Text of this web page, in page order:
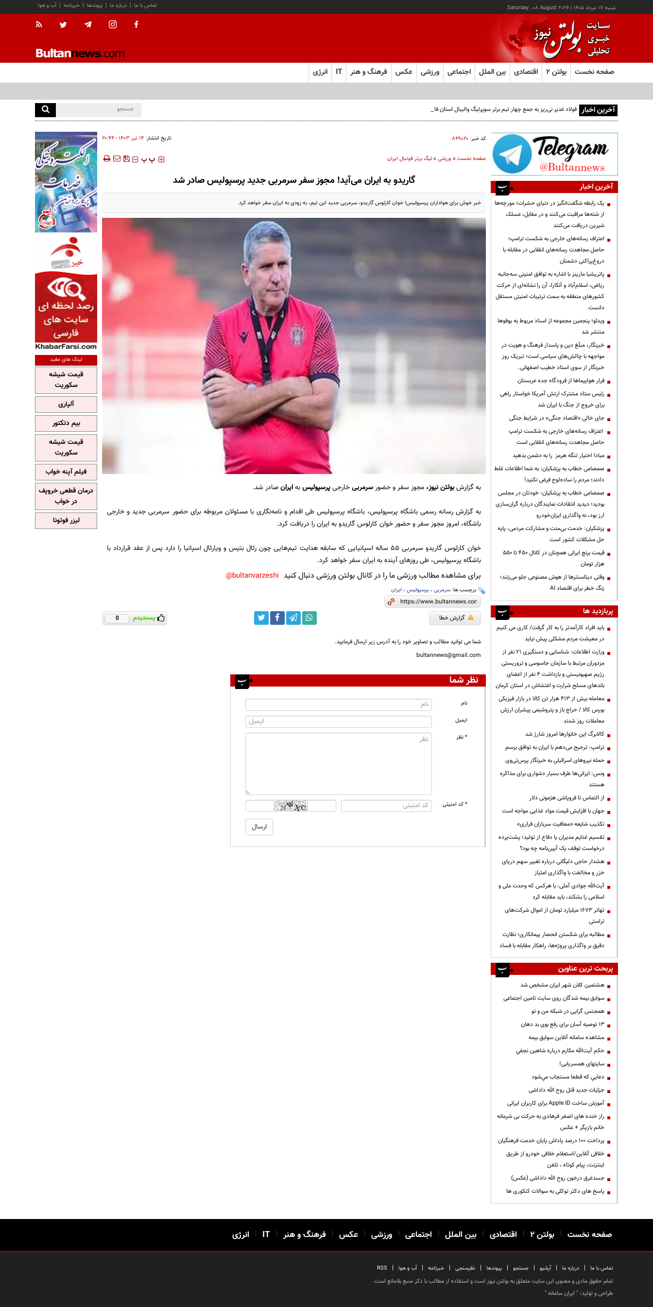
شنبه ۱۷ مرداد ۱۴۰۵ |
Saturday , 08 August 2026 آب و هوا | خبرنامه | پیوندها | درباره ما | تماس با ما
صفحه نخست بولتن ۲ اقتصادی بین الملل اجتماعی ورزشی عکس فرهنگ و هنر IT انرژی
آخرین اخبار فولاد غدیر نی‌ریز به جمع چهار تیم برتر سوپرلیگ والیبال استان فارس صعود کرد
کد خبر: ۸۴۹۰۲۰ تاریخ انتشار: ۱۴ تير ۱۴۰۳ - ۲۰:۴۴
صفحه نخست»ورزشی»لیگ برتر فوتبال ایران ‍‍‍ پ پ
گاریدو به ایران می‌آید! مجوز سفر سرمربی جدید پرسپولیس صادر شد
خبر خوش برای هواداران پرسپولیس! خوان کارلوس گاریدو، سرمربی جدید این تیم، به زودی به ایران سفر خواهد کرد.
به گزارشبولتن نیوز، مجوز سفر و حضورسرمربیخارجیپرسپولیسبهایرانصادر شد.
به گزارش رسانه رسمی باشگاه پرسپولیس، باشگاه پرسپولیس طی اقدام و نامه‌نگاری با مسئولان مربوطه برای حضور سرمربی جدید و خارجی
باشگاه، امروز مجوز سفر و حضور خوان کارلوس گاریدو به ایران را دریافت کرد.
خوان کارلوس گاریدو سرمربی 55 ساله اسپانیایی که سابقه هدایت تیم‌هایی چون رئال بتیس و ویارئال اسپانیا را دارد پس از عقد قرارداد با
باشگاه پرسپولیس، طی روزهای آینده به ایران سفر خواهد کرد.
برای مشاهده مطالب ورزشی ما را در کانال بولتن ورزشی دنبال کنید bultanvarzeshi@
برچسب ها: سرمربی، پرسپولیس، ایران
گزارش خطا پسندیدم 0
شما می توانید مطالب و تصاویر خود را به آدرس زیر ارسال فرمایید.
bultannews@gmail.com
نظر شما
نام
ایمیل
* نظر
* کد امنیتی
آخرین اخبار
یک رابطه شگفت‌انگیز در دنیای حشرات؛ مورچه‌ها
از شته‌ها مراقبت می‌کنند و در مقابل، عسلک
شیرین دریافت می‌کنند
اعتراف رسانه‌های خارجی به شکست ترامپ؛
حاصل مجاهدت رسانه‌های انقلابی در مقابله با
دروغ‌پراکنی دشمنان
پاتریشیا مارینز با اشاره به توافق امنیتی سه‌جانبه
ریاض، اسلام‌آباد و آنکارا، آن را نشانه‌ای از حرکت
کشورهای منطقه به سمت ترتیبات امنیتی مستقل
دانست
ویدئو؛ پنجمین مجموعه از اسناد مربوط به یوفوها
منتشر شد
خبرنگار، مبلّغ دین و پاسدار فرهنگ و هویت در
مواجهه با چالش‌های سیاسی است؛ تبریک روز
خبرنگار از سوی استاد خطیب اصفهانی.
فرار هواپیماها از فرودگاه جده عربستان
رئیس ستاد مشترک ارتش آمریکا خواستار راهی
برای خروج از جنگ با ایران شد
جای خالی «اقتصاد جنگی» در شرایط جنگی
اعتراف رسانه‌های خارجی به شکست ترامپ
حاصل مجاهدت رسانه‌های انقلابی است
مبادا اختیار تنگه هرمز را به دشمن بدهید
صمصامی خطاب به پزشکیان: به شما اطلاعات غلط
دادند؛ مردم را ساده‌لوح فرض نکنید!
صمصامی خطاب به پزشکیان: خودتان در مجلس
بودید؛ دیدید انتقادات نمایندگان درباره گران‌سازی
ارز بود، نه واگذاری ایران‌خودرو
پزشکیان: خدمت بی‌منت و مشارکت مردمی، پایه
حل مشکلات کشور است
قیمت‌ برنج ایرانی همچنان در کانال ۴۵۰ تا ۵۵۰
هزار تومان
وقتی دیتاسنترها از هوش مصنوعی جلو می‌زنند؛
زنگ خطر برای اقتصاد AI
پربازدید ها
باید افراد کارآمدتر را به کار گرفت/ کاری می کنیم
در معیشت مردم مشکلی پیش نیاید
وزارت اطلاعات: شناسایی و دستگیری ۲۱ نفر از
مزدوران مرتبط با سازمان جاسوسی و تروریستی
رژیم صهیونیستی و بازداشت ۴ نفر از اعضای
باندهای مسلح شرارت و اغتشاش در استان کرمان
معامله بیش از ۴۱۳ هزار تن کالا در بازار فیزیکی
بورس کالا / حراج باز و پتروشیمی پیشران ارزش
معاملات روز شدند
کالابرگ این خانوارها امروز شارژ شد
ترامپ: ترجیح می‌دهم با ایران به توافق برسم
حمله نیروهای اسرائیلی به خبرنگار پرس‌تی‌وی
ونس: ایرانی‌ها طرف بسیار دشواری برای مذاکره
هستند
از التماس تا فروپاشی هژمونی دلار
جهان با افزایش قیمت مواد غذایی مواجه است
تکذیب شایعه «معافیت سربازان فراری»
تقسیم غنایم مدیران یا دفاع از تولید؛ پشت‌پرده
درخواست توقف یک آیین‌نامه چه بود؟
هشدار حاجی دلیگانی درباره تغییر سهم دریای
خزر و مخالفت با واگذاری امتیاز
آیت‌الله جوادی آملی: با هرکس که وحدت ملی و
اسلامی را بشکند، باید مقابله کرد
تهاتر ۱۶۷۳ میلیارد تومان از اموال شرکت‌های
تراستی
مطالبه برای شکستن انحصار پیمانکاری؛ نظارت
دقیق بر واگذاری پروژه‌ها، راهکار مقابله با فساد
پربحث ترین عناوین
هشتمین کلان شهر ایران مشخص شد
سوابق بیمه شدگان روی سایت تامین اجتماعی
همجنس گرایی در شبکه من و تو
13 توصیه آسان برای رفع بوی بد دهان
مشاهده سامانه آنلاين سوابق بیمه
حكم آيت‌الله مكارم درباره شاهين نجفي
سایتهای همسریابی!
دعايي كه قطعا مستجاب مي‌شود
جزئیات جدید قتل روح الله داداشی
آموزش ساخت Apple ID برای کاربران ایرانی
راز خنده های اصغر فرهادی به حرکت بی شرمانه
خانم بازیگر + عکس
پرداخت ۱۰۰ درصد پاداش پایان خدمت فرهنگیان
خلافی آنلاین/استعلام خلافی خودرو از طریق
اینترنت، پیام کوتاه ، تلفن
جسدغرق درخون روح الله داداشی (عکس)
پاسخ های دکتر توکلی به سوالات کنکوری ها
لینک های مفید
قیمت شیشه
سکوریت
آلپاری
بیم دتکتور
قیمت شیشه
سکوریت
فیلم آپنه خواب
درمان قطعی خروپف
در خواب
لیزر فوتونا
صفحه نخست | بولتن ۲ | اقتصادی | بین الملل | اجتماعی | ورزشی | عکس | فرهنگ و هنر |
IT
| انرژی
تماس با ما | درباره ما | آرشیو | جستجو | پیوندها | نظرسنجی | خبرنامه | آب و هوا |
RSS
تمام حقوق مادی و معنوی این سایت متعلق به بولتن نیوز است و استفاده از مطالب با ذکر منبع بلامانع است.
طراحی و تولید: " ایران سامانه"